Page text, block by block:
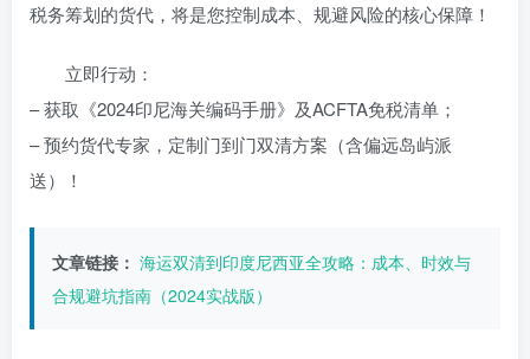
税务筹划的货代，将是您控制成本、规避风险的核心保障！
立即行动：
– 获取《2024印尼海关编码手册》及ACFTA免税清单；
– 预约货代专家，定制门到门双清方案（含偏远岛屿派
送）！
文章链接： 海运双清到印度尼西亚全攻略：成本、时效与
合规避坑指南（2024实战版）